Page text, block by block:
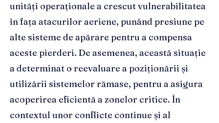
unități operaționale a crescut vulnerabilitatea
în fața atacurilor aeriene, punând presiune pe
alte sisteme de apărare pentru a compensa
aceste pierderi. De asemenea, această situație
a determinat o reevaluare a poziționării și
utilizării sistemelor rămase, pentru a asigura
acoperirea eficientă a zonelor critice. În
contextul unor conflicte continue și al